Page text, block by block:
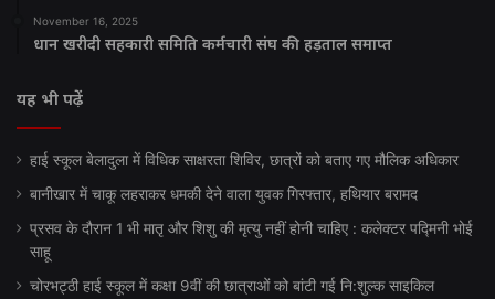
November 16, 2025
धान खरीदी सहकारी समिति कर्मचारी संघ की हड़ताल समाप्त
यह भी पढ़ें
हाई स्कूल बेलादुला में विधिक साक्षरता शिविर, छात्रों को बताए गए मौलिक अधिकार
बानीखार में चाकू लहराकर धमकी देने वाला युवक गिरफ्तार, हथियार बरामद
प्रसव के दौरान 1 भी मातृ और शिशु की मृत्यु नहीं होनी चाहिए : कलेक्टर पद्मिनी भोई
साहू
चोरभट्ठी हाई स्कूल में कक्षा 9वीं की छात्राओं को बांटी गई नि:शुल्क साइकिल